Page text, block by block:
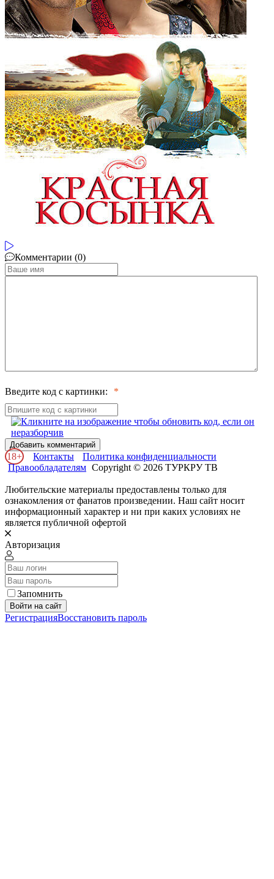
Комментарии (0)
Введите код с картинки:
Добавить комментарий
18+ Контакты
Политика конфиденциальности
Правообладателям Copyright © 2026 ТУРКРУ ТВ
Любительские материалы предоставлены только для
ознакомления от фанатов произведении. Наш сайт носит
информационный характер и ни при каких условиях не
является публичной офертой
Авторизация
Запомнить
Войти на сайт
РегистрацияВосстановить пароль